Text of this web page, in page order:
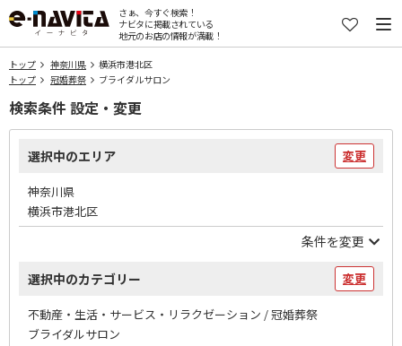
さぁ、今すぐ検索！
ナビタに掲載されている
地元のお店の情報が満載！
トップ 神奈川県
横浜市港北区
トップ
冠婚葬祭 ブライダルサロン
検索条件 設定・変更
選択中のエリア 変更
神奈川県
横浜市港北区
条件を変更
選択中のカテゴリー 変更
不動産・生活・サービス・リラクゼーション / 冠婚葬祭
ブライダルサロン